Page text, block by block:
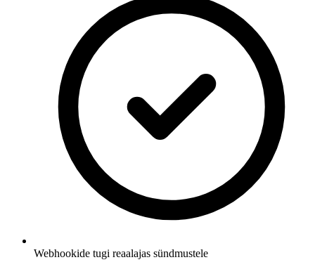
Webhookide tugi reaalajas sündmustele